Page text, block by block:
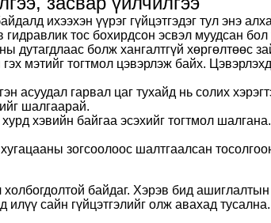
ихээхэн үүрэг гүйцэтгэдэг тул энэ
тос бохирдсон эсвэл муудсан
дутагдлаас болж хангалтгүй хөргөлтөөс
мэтийг тогтмол цэвэрлэж байх.
асуудал гарвал цаг тухайд нь солих
шалгаарай.
хэвийн байгаа эсэхийг тогтмол
зогсоолоос шалтгаалсан
холбогдолтой байдаг. Хэрэв бид
сайн гүйцэтгэлийг олж авахад